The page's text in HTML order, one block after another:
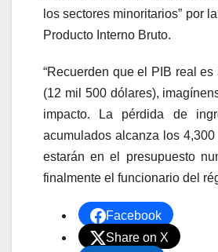
los sectores minoritarios” por
Producto Interno Bruto.
“Recuerden que el PIB real
(12 mil 500 dólares),
impacto. La pérdida de
acumulados alcanza los
estarán en el presupuesto
finalmente el funcionario del
Facebook
Share on X